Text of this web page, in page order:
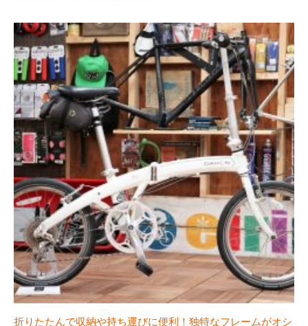
折りたたんで収納や持ち運びに便利！独特なフレームがオシ